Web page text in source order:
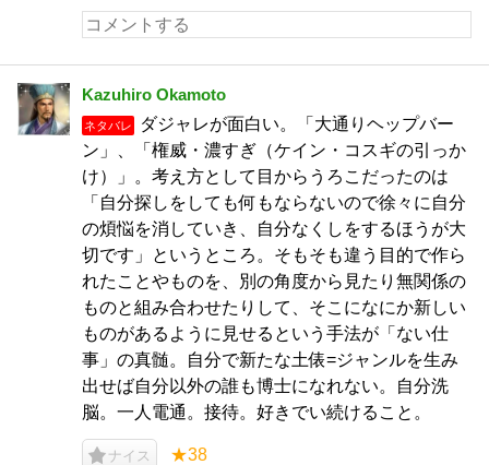
Kazuhiro Okamoto
ネタバレ
ダジャレが面白い。「大通りヘップバー
ン」、「権威・濃すぎ（ケイン・コスギの引っか
け）」。考え方として目からうろこだったのは
「自分探しをしても何もならないので徐々に自分
の煩悩を消していき、自分なくしをするほうが大
切です」というところ。そもそも違う目的で作ら
れたことやものを、別の角度から見たり無関係の
ものと組み合わせたりして、そこになにか新しい
ものがあるように見せるという手法が「ない仕
事」の真髄。自分で新たな土俵=ジャンルを生み
出せば自分以外の誰も博士になれない。自分洗
脳。一人電通。接待。好きでい続けること。
ナイス ★38